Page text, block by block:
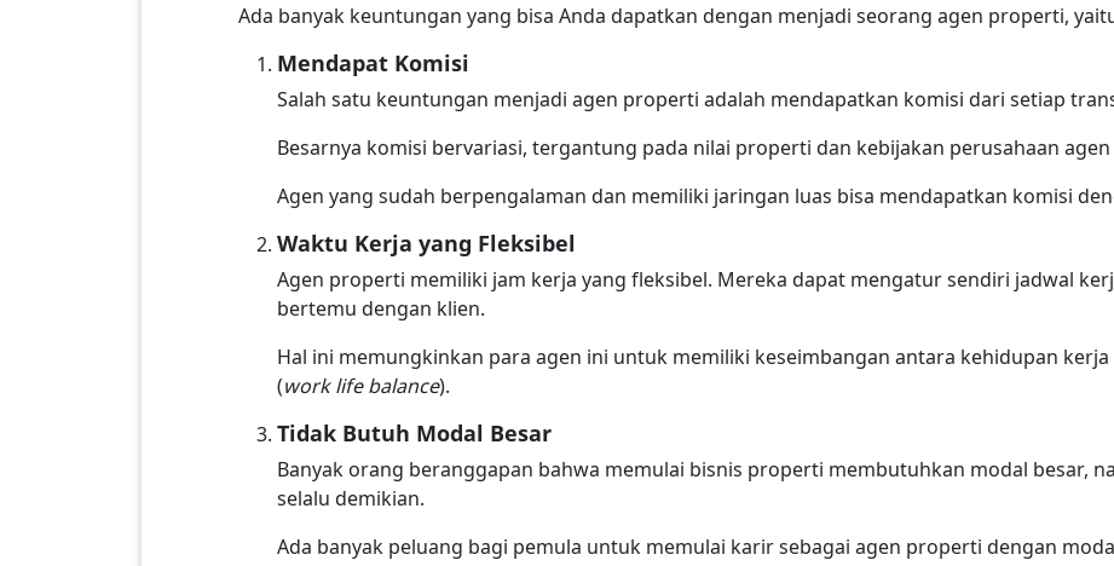
Ada banyak keuntungan yang bisa Anda dapatkan dengan menjadi seorang agen properti,
Mendapat Komisi
Salah satu keuntungan menjadi agen properti adalah mendapatkan komisi dari setiap
Besarnya komisi bervariasi, tergantung pada nilai properti dan kebijakan perusahaan
Agen yang sudah berpengalaman dan memiliki jaringan luas bisa mendapatkan komisi
Waktu Kerja yang Fleksibel
Agen properti memiliki jam kerja yang fleksibel. Mereka dapat mengatur sendiri jadwal
bertemu dengan klien.
Hal ini memungkinkan para agen ini untuk memiliki keseimbangan antara kehidupan
(work life balance).
Tidak Butuh Modal Besar
Banyak orang beranggapan bahwa memulai bisnis properti membutuhkan modal besar,
selalu demikian.
Ada banyak peluang bagi pemula untuk memulai karir sebagai agen properti dengan